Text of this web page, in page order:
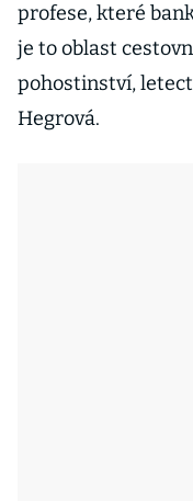
profese, které
je to oblast
pohostinství,
Hegrová.